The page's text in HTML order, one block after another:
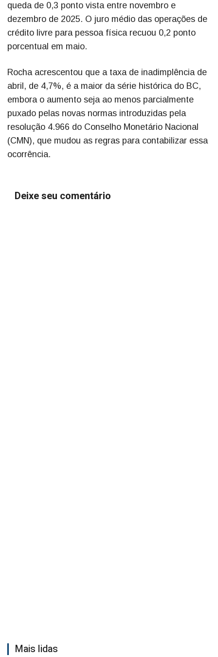
queda de 0,3 ponto vista entre novembro e
dezembro de 2025. O juro médio das operações de
crédito livre para pessoa física recuou 0,2 ponto
porcentual em maio.
Rocha acrescentou que a taxa de inadimplência de
abril, de 4,7%, é a maior da série histórica do BC,
embora o aumento seja ao menos parcialmente
puxado pelas novas normas introduzidas pela
resolução 4.966 do Conselho Monetário Nacional
(CMN), que mudou as regras para contabilizar essa
ocorrência.
Deixe seu comentário
Mais lidas